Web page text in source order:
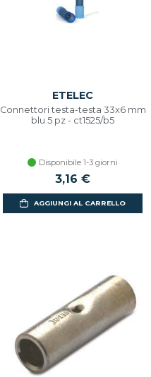
ETELEC
Connettori testa-testa 33x6 mm
blu 5 pz - ct1525/b5
Disponibile 1-3 giorni
3,16 €
AGGIUNGI AL CARRELLO